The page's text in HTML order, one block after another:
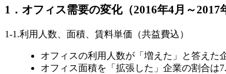
1．オフィス需要の変化（2016年4月～2017
1-1.利用人数、面積、賃料単価（共益費込）
オフィスの利用人数が「増えた」と答えた
オフィス面積を「拡張した」企業の割合は